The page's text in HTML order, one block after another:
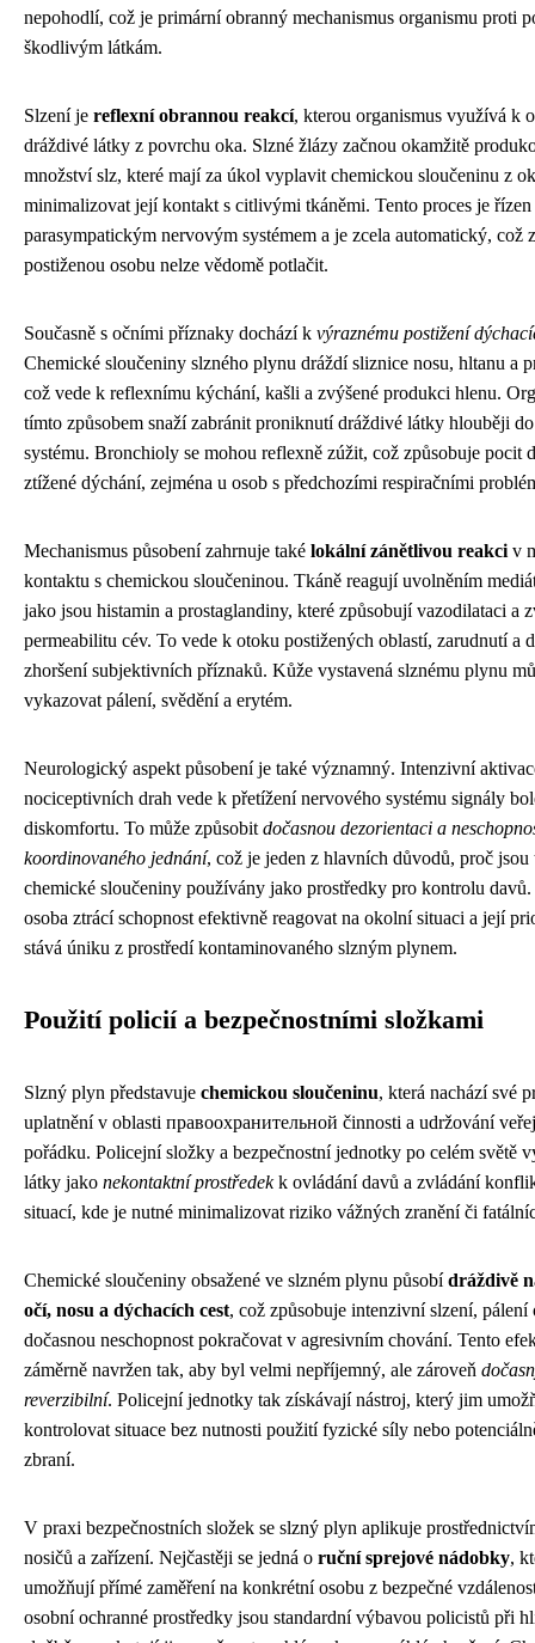
nepohodlí, což je primární obranný mechanismus organismu proti
škodlivým látkám.
Slzení je reflexní obrannou reakcí, kterou organismus využívá k
dráždivé látky z povrchu oka. Slzné žlázy začnou okamžitě
množství slz, které mají za úkol vyplavit chemickou sloučeninu z
minimalizovat její kontakt s citlivými tkáněmi. Tento proces je řízen
parasympatickým nervovým systémem a je zcela automatický, což
postiženou osobu nelze vědomě potlačit.
Současně s očními příznaky dochází k výraznému postižení
Chemické sloučeniny slzného plynu dráždí sliznice nosu, hltanu a
což vede k reflexnímu kýchání, kašli a zvýšené produkci hlenu.
tímto způsobem snaží zabránit proniknutí dráždivé látky hlouběji
systému. Bronchioly se mohou reflexně zúžit, což způsobuje pocit
ztížené dýchání, zejména u osob s předchozími respiračními
Mechanismus působení zahrnuje také lokální zánětlivou reakci v
kontaktu s chemickou sloučeninou. Tkáně reagují uvolněním
jako jsou histamin a prostaglandiny, které způsobují vazodilataci a
permeabilitu cév. To vede k otoku postižených oblastí, zarudnutí a
zhoršení subjektivních příznaků. Kůže vystavená slznému plynu
vykazovat pálení, svědění a erytém.
Neurologický aspekt působení je také významný. Intenzivní
nociceptivních drah vede k přetížení nervového systému signály
diskomfortu. To může způsobit dočasnou dezorientaci a
koordinovaného jednání, což je jeden z hlavních důvodů, proč jsou
chemické sloučeniny používány jako prostředky pro kontrolu davů.
osoba ztrácí schopnost efektivně reagovat na okolní situaci a její
stává úniku z prostředí kontaminovaného slzným plynem.
Použití policií a bezpečnostními složkami
Slzný plyn představuje chemickou sloučeninu, která nachází své
uplatnění v oblasti правоохранительной činnosti a udržování
pořádku. Policejní složky a bezpečnostní jednotky po celém světě
látky jako nekontaktní prostředekk ovládání davů a zvládání
situací, kde je nutné minimalizovat riziko vážných zranění či
Chemické sloučeniny obsažené ve slzném plynu působídráždivě
očí, nosu a dýchacích cest, což způsobuje intenzivní slzení, pálení
dočasnou neschopnost pokračovat v agresivním chování. Tento
záměrně navržen tak, aby byl velmi nepříjemný, ale zároveň
reverzibilní. Policejní jednotky tak získávají nástroj, který jim
kontrolovat situace bez nutnosti použití fyzické síly nebo
zbraní.
V praxi bezpečnostních složek se slzný plyn aplikuje
nosičů a zařízení. Nejčastěji se jedná o ruční sprejové nádobky,
umožňují přímé zaměření na konkrétní osobu z bezpečné
osobní ochranné prostředky jsou standardní výbavou policistů při